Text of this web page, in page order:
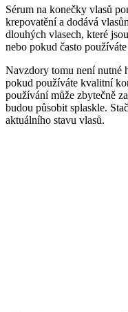
Sérum na konečky vlasů
krepovatění a dodává
dlouhých vlasech, které
nebo pokud často
Navzdory tomu není nutné
pokud používáte kvalitní
používání může zbytečně
budou působit splaskle.
aktuálního stavu vlasů.